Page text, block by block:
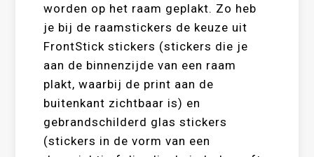
worden op het raam geplakt. Zo heb
je bij de raamstickers de keuze uit
FrontStick stickers (stickers die je
aan de binnenzijde van een raam
plakt, waarbij de print aan de
buitenkant zichtbaar is) en
gebrandschilderd glas stickers
(stickers in de vorm van een